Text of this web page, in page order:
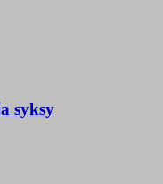
syksy